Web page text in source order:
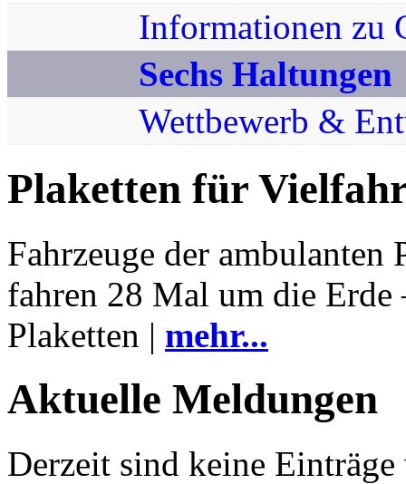
Informationen zu
Sechs Haltungen
Wettbewerb &
Plaketten für
Fahrzeuge der
fahren 28 Mal um die
Plaketten | mehr...
Aktuelle Meldungen
Derzeit sind keine Einträge